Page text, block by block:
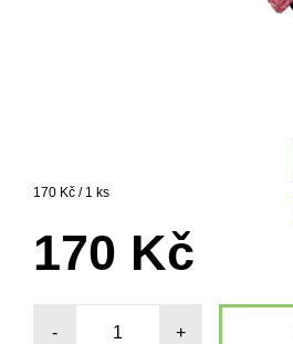
170 Kč / 1 ks
170 Kč
- +